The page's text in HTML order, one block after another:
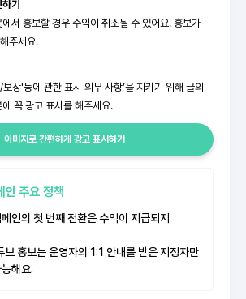
기
서 홍보할 경우 수익이 취소될 수 있어요. 홍보가
주세요.
장'등에 관한 표시 의무 사항’을 지키기 위해 글의
꼭 광고 표시를 해주세요.
이미지로 간편하게 광고 표시하기
인 주요 정책
인의 첫 번째 전환은 수익이 지급되지
브 홍보는 운영자의 1:1 안내를 받은 지정자만
해요.